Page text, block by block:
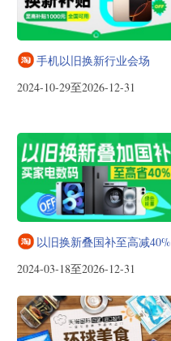
手机以旧换新行业会场
2024-10-29至2026-12-31
以旧换新叠国补至高减40%
2024-03-18至2026-12-31